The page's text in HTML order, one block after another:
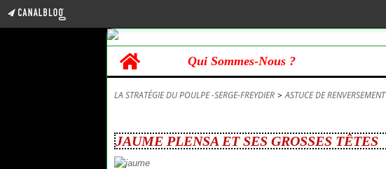
Home
Qui Sommes-Nous ?
LA STRATÉGIE DU POULPE -SERGE-FREYDIER > ASTUCE DE RENVERSEMENT
JAUME PLENSA ET SES GROSSES TÊTES